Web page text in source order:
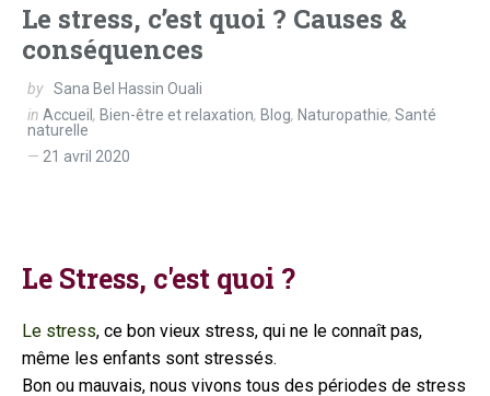
Le stress, c’est quoi ? Causes &
conséquences
by Sana Bel Hassin Ouali
in Accueil , Bien-être et relaxation, Blog, Naturopathie, Santé
naturelle
21 avril 2020
Le Stress, c'est quoi ?
Le stress, ce bon vieux stress, qui ne le connaît pas,
même les enfants sont stressés.
Bon ou mauvais, nous vivons tous des périodes de stress